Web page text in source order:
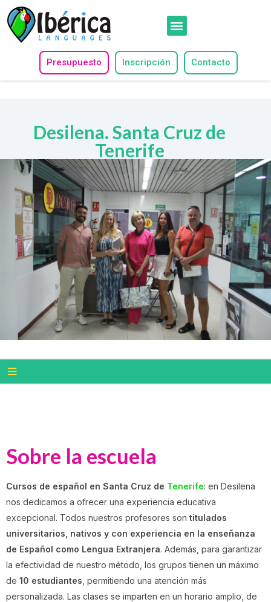
Presupuesto Inscripción Contacto
Desilena. Santa Cruz de
Tenerife
Sobre la escuela
Cursos de español en Santa Cruz de Tenerife: en Desilena
nos dedicamos a ofrecer una experiencia educativa
excepcional. Todos nuestros profesores son titulados
universitarios, nativos y con experiencia en la enseñanza
de Español como Lengua Extranjera. Además, para garantizar
la efectividad de nuestro método, los grupos tienen un máximo
de 10 estudiantes , permitiendo una atención más
personalizada. Las clases se imparten en un horario amplio, de